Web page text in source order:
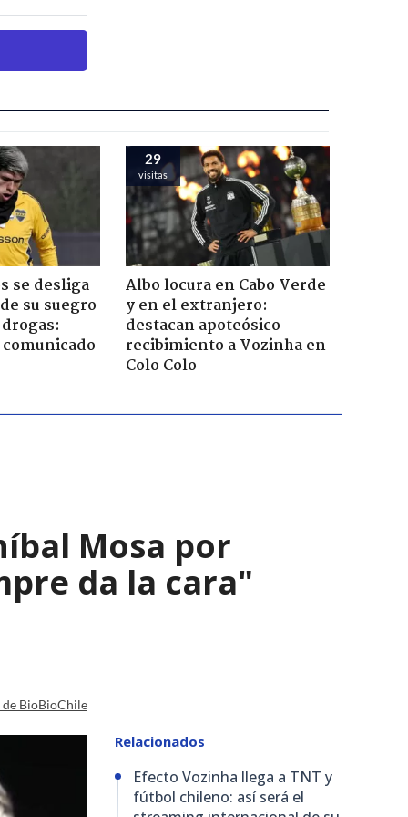
se desliga
su suegro
29
visitas
Albo locura en Cabo Verde
y en el extranjero:
destacan apoteósico
recibimiento a Vozinha en
Colo Colo
Mosa por
da la cara"
de BioBioChile
Relacionados
Efecto Vozinha llega a TNT y
fútbol chileno: así será el